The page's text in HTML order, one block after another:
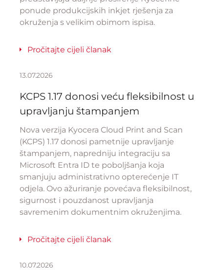
ponude produkcijskih inkjet rješenja za
okruženja s velikim obimom ispisa.
Pročitajte cijeli članak
13.07.2026
KCPS 1.17 donosi veću fleksibilnost u
upravljanju štampanjem
Nova verzija Kyocera Cloud Print and Scan
(KCPS) 1.17 donosi pametnije upravljanje
štampanjem, napredniju integraciju sa
Microsoft Entra ID te poboljšanja koja
smanjuju administrativno opterećenje IT
odjela. Ovo ažuriranje povećava fleksibilnost,
sigurnost i pouzdanost upravljanja
savremenim dokumentnim okruženjima.
Pročitajte cijeli članak
10.07.2026